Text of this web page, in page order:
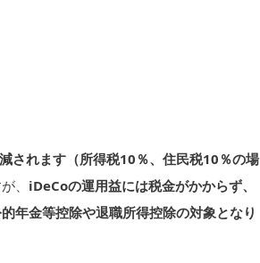
されます（所得税10％、住民税10％の場
、 iDeCoの運用益には税金がかからず、
年金等控除や退職所得控除の対象となり